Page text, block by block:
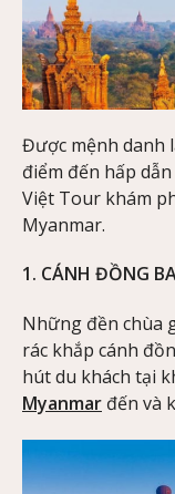
Được mệnh danh
điểm đến hấp
Việt Tour khám
Myanmar.
1. CÁNH ĐỒNG
Những đền chùa
rác khắp cánh
hút du khách tại
Myanmar đến và